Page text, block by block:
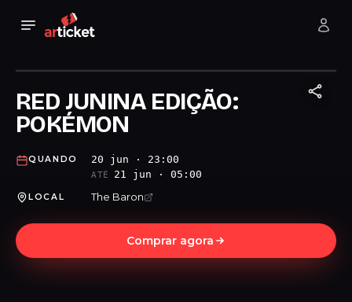
RED JUNINA EDIÇÃO:
POKÉMON
QUANDO 20 jun · 23:00
ATÉ 21 jun · 05:00
LOCAL The Baron
Comprar agora